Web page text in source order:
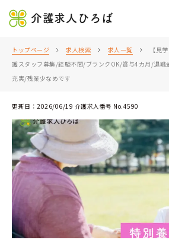
介護求人ひろば
トップページ 求人検索 求人一覧
【見
護スタッフ募集/経験不問/ブランクOK/賞与4カ月/退職
充実/残業少なめです
更新日：2026/06/19 介護求人番号 No.4590